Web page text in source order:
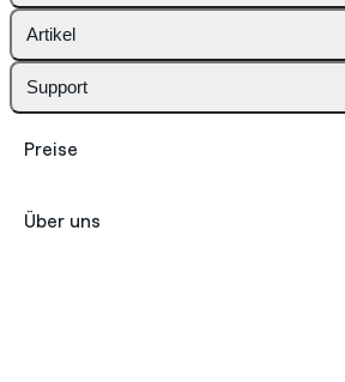
Artikel
Support
Preise
Über uns